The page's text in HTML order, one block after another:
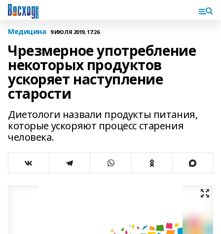
Медицина 9 ИЮЛЯ 2019, 17:26
Чрезмерное употребление
некоторых продуктов
ускоряет наступление
старости
Диетологи назвали продукты питания,
которые ускоряют процесс старения
человека.